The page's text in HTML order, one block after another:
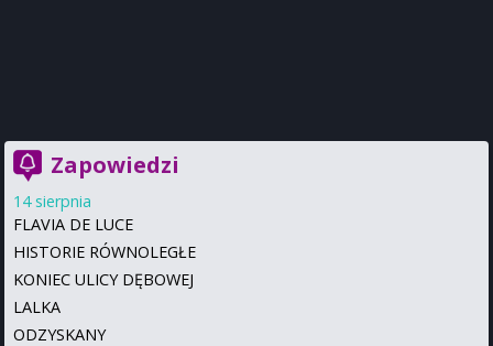
Zapowiedzi
14 sierpnia
FLAVIA DE LUCE
HISTORIE RÓWNOLEGŁE
KONIEC ULICY DĘBOWEJ
LALKA
ODZYSKANY